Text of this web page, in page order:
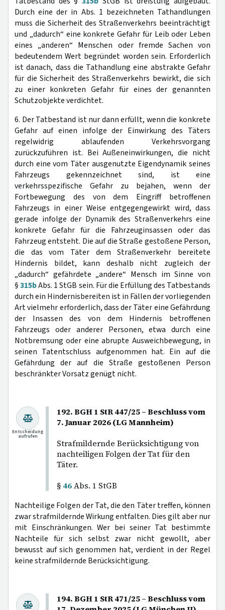
Durch eine der in Abs. 1 bezeichneten Tathandlungen
muss die Sicherheit des Straßenverkehrs beeinträchtigt
und „dadurch“ eine konkrete Gefahr für Leib oder Leben
eines „anderen“ Menschen oder fremde Sachen von
bedeutendem Wert begründet worden sein. Erforderlich
ist danach, dass die Tathandlung eine abstrakte Gefahr
für die Sicherheit des Straßenverkehrs bewirkt, die sich
zu einer konkreten Gefahr für eines der genannten
Schutzobjekte verdichtet.
6. Der Tatbestand ist nur dann erfüllt, wenn die konkrete
Gefahr auf einen infolge der Einwirkung des Täters
regelwidrig ablaufenden Verkehrsvorgang
zurückzuführen ist. Bei Außeneinwirkungen, die nicht
durch eine vom Täter ausgenutzte Eigendynamik seines
Fahrzeugs gekennzeichnet sind, ist eine
verkehrsspezifische Gefahr zu bejahen, wenn der
Fortbewegung des von dem Eingriff betroffenen
Fahrzeugs in einer Weise entgegengewirkt wird, dass
gerade infolge der Dynamik des Straßenverkehrs eine
konkrete Gefahr für die Fahrzeuginsassen oder das
Fahrzeug entsteht. Die auf die Straße gestoßene Person,
die das vom Täter dem Straßenverkehr bereitete
Hindernis bildet, kann deshalb nicht zugleich der
„dadurch“ gefährdete „andere“ Mensch im Sinne von
§315bAbs. 1 StGB sein. Für die Erfüllung des Tatbestands
durch ein Hindernisbereiten ist in Fällen der vorliegenden
Art vielmehr erforderlich, dass der Täter eine Gefährdung
der Insassen des von dem Hindernis betroffenen
Fahrzeugs oder anderer Personen, etwa durch eine
Notbremsung oder eine abrupte Ausweichbewegung, in
seinen Tatentschluss aufgenommen hat. Ein auf die
Gefährdung der auf die Straße gestoßenen Person
beschränkter Vorsatz genügt nicht.
192. BGH 1 StR 447/25 – Beschluss vom
7. Januar 2026 (LG Mannheim)
Strafmildernde Berücksichtigung von
nachteiligen Folgen der Tat für den
Täter.
§ 46Abs. 1 StGB
Entscheidung
aufrufen
Nachteilige Folgen der Tat, die den Täter treffen, können
zwar strafmildernde Wirkung entfalten. Dies gilt aber nur
mit Einschränkungen. Wer bei seiner Tat bestimmte
Nachteile für sich selbst zwar nicht gewollt, aber
bewusst auf sich genommen hat, verdient in der Regel
keine strafmildernde Berücksichtigung.
194. BGH 1 StR 471/25 – Beschluss vom